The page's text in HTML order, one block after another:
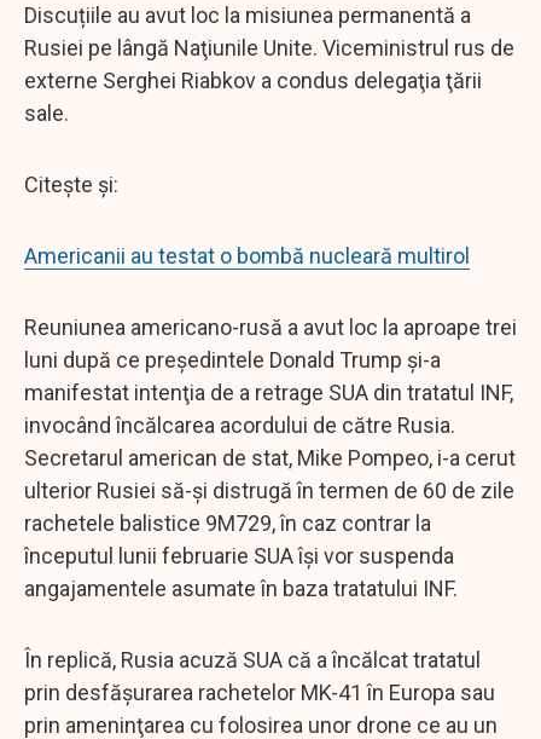
Discuțiile au avut loc la misiunea permanentă a
Rusiei pe lângă Naţiunile Unite. Viceministrul rus de
externe Serghei Riabkov a condus delegaţia ţării
sale.
Citește și:
Americanii au testat o bombă nucleară multirol
Reuniunea americano-rusă a avut loc la aproape trei
luni după ce preşedintele Donald Trump şi-a
manifestat intenţia de a retrage SUA din tratatul INF,
invocând încălcarea acordului de către Rusia.
Secretarul american de stat, Mike Pompeo, i-a cerut
ulterior Rusiei să-şi distrugă în termen de 60 de zile
rachetele balistice 9M729, în caz contrar la
începutul lunii februarie SUA îşi vor suspenda
angajamentele asumate în baza tratatului INF.
În replică, Rusia acuză SUA că a încălcat tratatul
prin desfăşurarea rachetelor MK-41 în Europa sau
prin ameninţarea cu folosirea unor drone ce au un